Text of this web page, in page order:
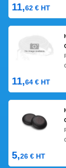
11,62 € HT
11,64 € HT
5,26 € HT